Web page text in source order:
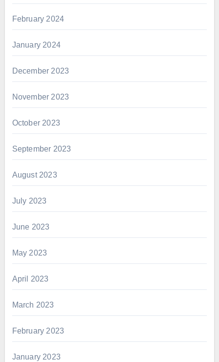
February 2024
January 2024
December 2023
November 2023
October 2023
September 2023
August 2023
July 2023
June 2023
May 2023
April 2023
March 2023
February 2023
January 2023